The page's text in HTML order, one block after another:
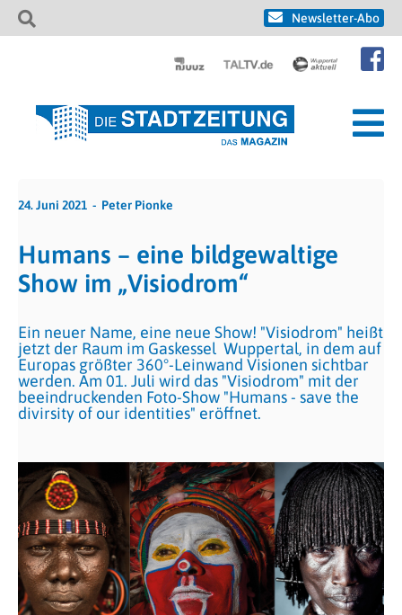
Newsletter-Abo
24. Juni 2021 Peter Pionke
Humans – eine bildgewaltige
Show im „Visiodrom“
Ein neuer Name, eine neue Show! "Visiodrom" heißt
jetzt der Raum im Gaskessel Wuppertal, in dem auf
Europas größter 360°-Leinwand Visionen sichtbar
werden. Am 01. Juli wird das "Visiodrom" mit der
beeindruckenden Foto-Show "Humans - save the
divirsity of our identities" eröffnet.